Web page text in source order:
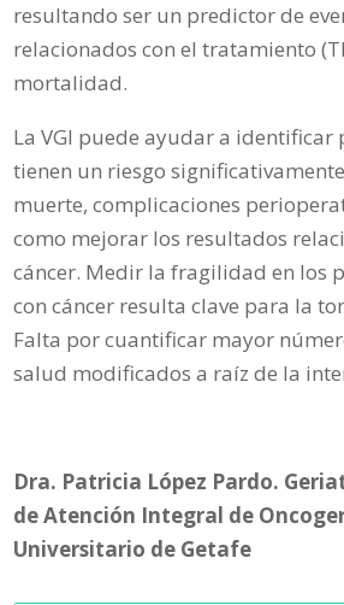
resultando ser un predictor de
relacionados con el tratamiento
mortalidad.
La VGI puede ayudar a identificar
tienen un riesgo
muerte, complicaciones
como mejorar los resultados
cáncer. Medir la fragilidad en los
con cáncer resulta clave para la
Falta por cuantificar mayor
salud modificados a raíz de la
Dra. Patricia López Pardo.
de Atención Integral de
Universitario de Getafe